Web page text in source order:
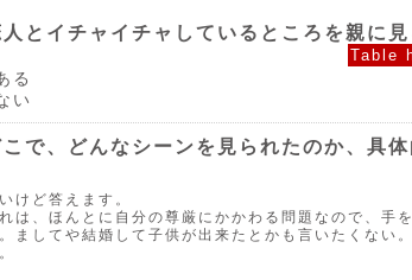
とイチャイチャしているところを親に
る
い
Table
こで、どんなシーンを見られたのか、具体
けど答えます。
は、ほんとに自分の尊厳にかかわる問題なので、手
ましてや結婚して子供が出来たとかも言いたくない